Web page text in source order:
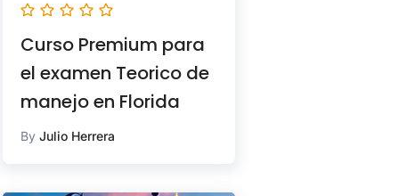
Curso Premium para
el examen Teorico de
manejo en Florida
By Julio Herrera